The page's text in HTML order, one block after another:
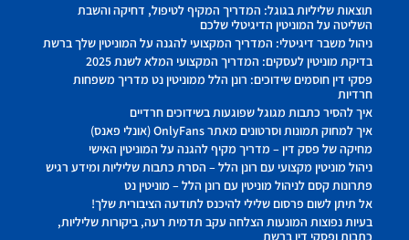
תוצאות שליליות בגוגל: המדריך המקיף לטיפול, דחיקה והשבת
השליטה על המוניטין הדיגיטלי שלכם
ניהול משבר דיגיטלי: המדריך המקצועי להגנה על המוניטין שלך ברשת
בדיקת מוניטין לעסקים: המדריך המקצועי המלא לשנת 2025
פסקי דין חוסמים שידוכים: רונן הלל ממוניטין נט מדריך משפחות
חרדיות
איך להסיר כתבות מגוגל שפוגעות בשידוכים חרדיים
איך למחוק תמונות וסרטונים מאתר OnlyFans (אונלי פאנס)
מחיקה של פסק דין – מדריך מקיף להגנה על המוניטין האישי
ניהול מוניטין מקצועי עם רונן הלל – הסרת כתבות שליליות ומידע רגיש
פתרונות קסם לניהול מוניטין עם רונן הלל – מוניטין נט
אל תיתן לשום פרסום שלילי להיכנס לתודעה הציבורית שלך!
בעיות נפוצות המונעות הצלחה עקב תדמית רעה, ביקורות שליליות,
כתבות ופסקי דין ברשת